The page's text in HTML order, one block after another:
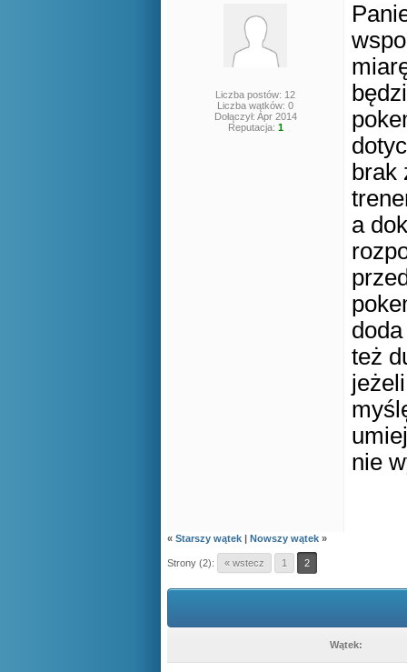
Liczba postów: 12
Liczba wątków: 0
Dołączył: Apr 2014
Reputacja: 1
brak
a
też
nie
« Starszy wątek | Nowszy wątek »
Strony (2): « wstecz 1 2
Wątek: